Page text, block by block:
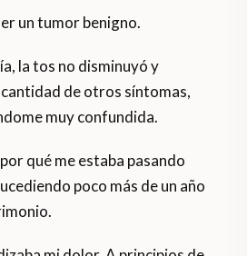
un tumor benigno.
la tos no disminuyó y
de otros síntomas,
muy confundida.
qué me estaba pasando
poco más de un año